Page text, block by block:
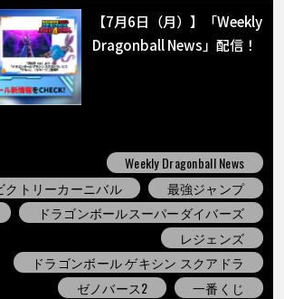
【7月6日（月）】「Weekly
Dragonball News」配信！
Weekly Dragonball News
クトリーカーニバル
最強ジャンプ
ドラゴンボールスーパーダイバーズ
レジェンズ
ドラゴンボール ゲキシン スクアドラ
ゼノバース2
一番くじ